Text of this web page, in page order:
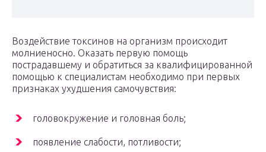
Воздействие токсинов на организм происходит
молниеносно. Оказать первую помощь
пострадавшему и обратиться за квалифицированной
помощью к специалистам необходимо при первых
признаках ухудшения самочувствия:
головокружение и головная боль;
появление слабости, потливости;